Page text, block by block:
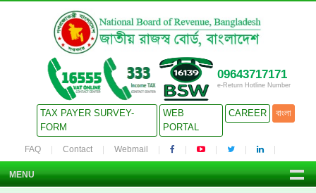
09643717171
e-Return Hotline Number
TAX PAYER SURVEY-
FORM
WEB
PORTAL
CAREER বাংলা
FAQ Contact Webmail
MENU